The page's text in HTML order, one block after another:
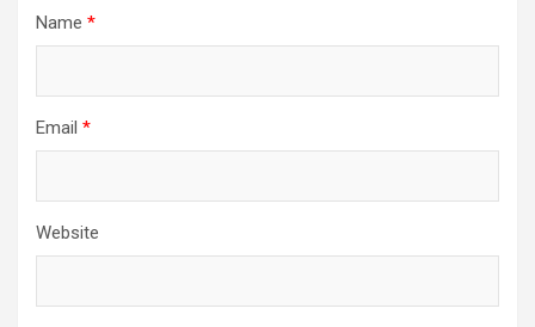
Name *
Email *
Website